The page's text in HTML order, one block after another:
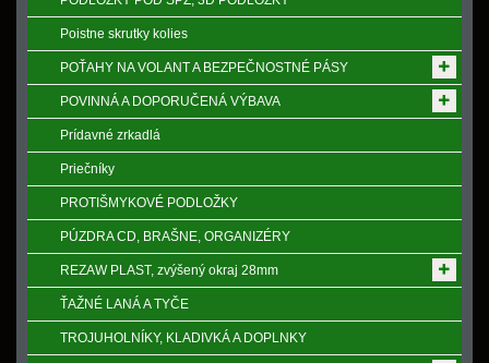
Poistne skrutky kolies
POŤAHY NA VOLANT A BEZPEČNOSTNÉ PÁSY
POVINNÁ A DOPORUČENÁ VÝBAVA
Prídavné zrkadlá
Priečníky
PROTIŠMYKOVÉ PODLOŽKY
PÚZDRA CD, BRAŠNE, ORGANIZÉRY
REZAW PLAST, zvýšený okraj 28mm
ŤAŽNÉ LANÁ A TYČE
TROJUHOLNÍKY, KLADIVKÁ A DOPLNKY